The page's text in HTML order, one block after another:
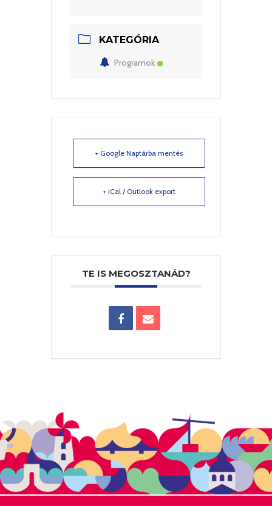
KATEGÓRIA
Programok
+ Google Naptárba mentés
+ iCal / Outlook export
TE IS MEGOSZTANÁD?